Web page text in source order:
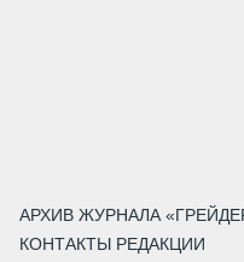
АРХИВ ЖУРНАЛА
КОНТАКТЫ РЕДАКЦИИ